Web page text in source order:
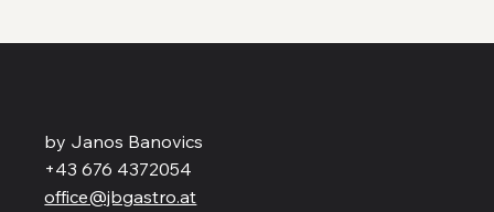
by Janos Banovics
+43 676 4372054
office@jbgastro.at